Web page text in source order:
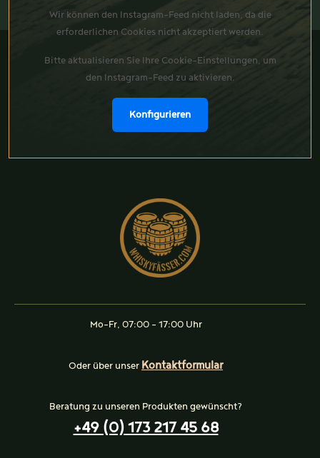
Wir können den Instagram-Feed nicht laden, da die
erforderlichen Cookies nicht akzeptiert werden.
Bitte aktualisieren Sie Ihre Cookie-Einstellungen, um
den Instagram-Feed zu aktivieren.
Konfigurieren
Mo-Fr, 07:00 - 17:00 Uhr
Oder über unser Kontaktformular
Beratung zu unseren Produkten gewünscht?
+49 (0) 173 217 45 68